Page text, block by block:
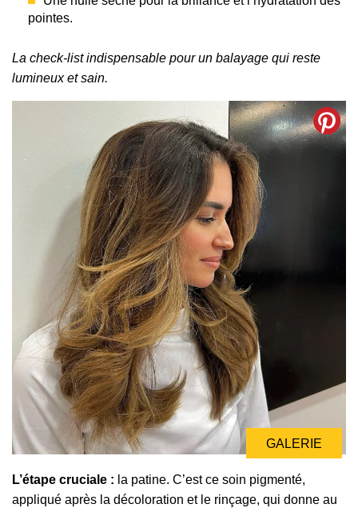
pointes.
La check-list indispensable pour un balayage qui reste
lumineux et sain.
GALERIE
L’étape cruciale : la patine. C’est ce soin pigmenté,
appliqué après la décoloration et le rinçage, qui donne au